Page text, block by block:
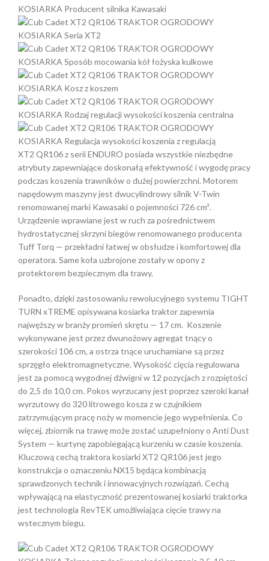
XT2 QR106 z serii ENDURO posiada wszystkie niezbędne
atrybuty zapewniające doskonałą efektywność i wygodę pracy
podczas koszenia trawników o dużej powierzchni. Motorem
napędowym maszyny jest dwucylindrowy silnik V-Twin
renomowanej marki Kawasaki o pojemności 726 cm³.
Urządzenie wprawiane jest w ruch za pośrednictwem
hydrostatycznej skrzyni biegów renomowanego producenta
Tuff Torq — przekładni łatwej w obsłudze i komfortowej dla
operatora. Same koła uzbrojone zostały w opony z
protektorem bezpiecznym dla trawy.
Ponadto, dzięki zastosowaniu rewolucyjnego systemu TIGHT
TURN xTREME opisywana kosiarka traktor zapewnia
najwęższy w branży promień skrętu — 17 cm. Koszenie
wykonywane jest przez dwunożowy agregat tnący o
szerokości 106 cm, a ostrza tnące uruchamiane są przez
sprzęgło elektromagnetyczne. Wysokość cięcia regulowana
jest za pomocą wygodnej dźwigni w 12 pozycjach z rozpiętości
do 2,5 do 10,0 cm. Pokos wyrzucany jest poprzez szeroki kanał
wyrzutowy do 320 litrowego kosza z w czujnikiem
zatrzymującym pracę noży w momencie jego wypełnienia. Co
więcej, zbiornik na trawę może zostać uzupełniony o Anti Dust
System — kurtynę zapobiegającą kurzeniu w czasie koszenia.
Kluczową cechą traktora kosiarki XT2 QR106 jest jego
konstrukcja o oznaczeniu NX15 będąca kombinacją
sprawdzonych technik i innowacyjnych rozwiązań. Cechą
wpływającą na elastyczność prezentowanej kosiarki traktorka
jest technologia RevTEK umożliwiająca cięcie trawy na
wstecznym biegu.